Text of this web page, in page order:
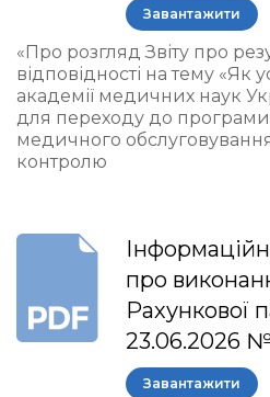
Завантажити
«Про розгляд Звіту про
відповідності на тему «Як
академії медичних наук
для переходу до
медичного
контролю
про
Рахункової
23.06.2026 №
Завантажити